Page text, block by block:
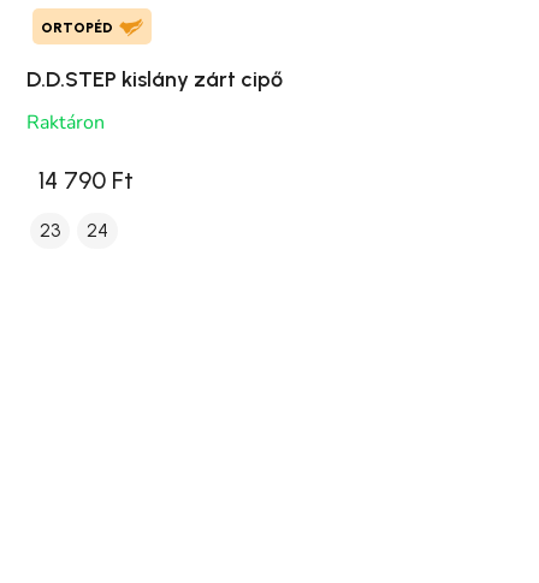
ORTOPÉD
D.D.STEP kislány zárt cipő
Raktáron
14 790 Ft
23 24